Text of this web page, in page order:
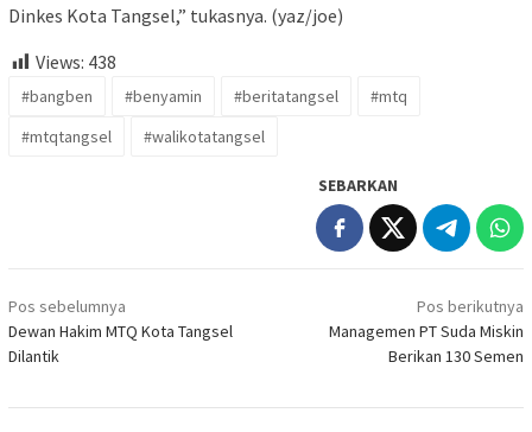
Dinkes Kota Tangsel,” tukasnya. (yaz/joe)
Views: 438
#bangben #benyamin #beritatangsel
#mtq
#mtqtangsel
#walikotatangsel
SEBARKAN
Navigasi
pos
Pos sebelumnya
Dewan Hakim MTQ Kota Tangsel
Dilantik
Pos berikutnya
Managemen PT Suda Miskin
Berikan 130 Semen